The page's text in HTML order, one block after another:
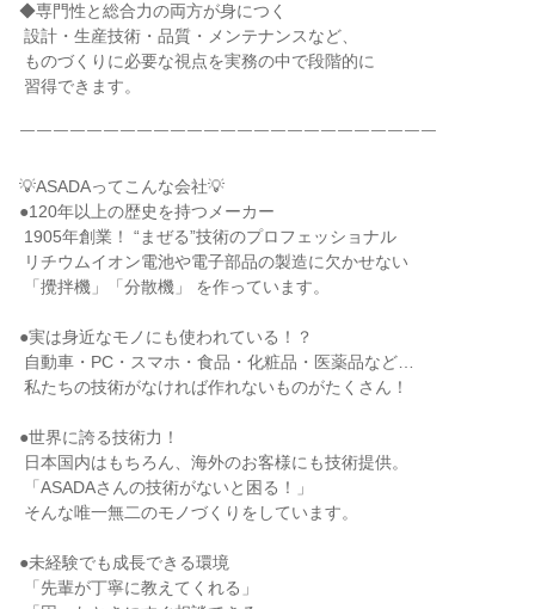
◆専門性と総合力の両方が身につく
￣￣￣￣￣￣￣￣￣￣￣￣￣￣￣￣￣￣￣￣￣￣￣￣￣
💡ASADAってこんな会社💡
●120年以上の歴史を持つメーカー
●実は身近なモノにも使われている！？
●世界に誇る技術力！
●未経験でも成長できる環境